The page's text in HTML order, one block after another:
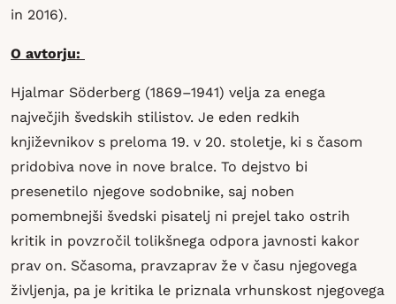
in 2016).
O avtorju:
Hjalmar Söderberg (1869–1941) velja za enega
največjih švedskih stilistov. Je eden redkih
književnikov s preloma 19. v 20. stoletje, ki s časom
pridobiva nove in nove bralce. To dejstvo bi
presenetilo njegove sodobnike, saj noben
pomembnejši švedski pisatelj ni prejel tako ostrih
kritik in povzročil tolikšnega odpora javnosti kakor
prav on. Sčasoma, pravzaprav že v času njegovega
življenja, pa je kritika le priznala vrhunskost njegovega